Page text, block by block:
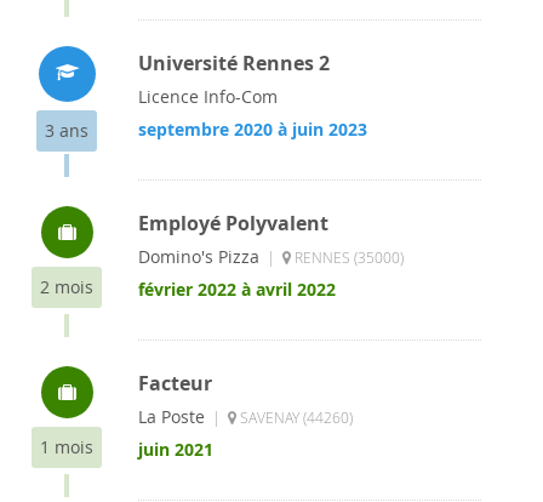
3 ans
Université Rennes 2
Licence Info-Com
septembre 2020 à juin 2023
2 mois
Employé Polyvalent
Domino's Pizza | RENNES (35000)
février 2022 à avril 2022
1 mois
Facteur
La Poste | SAVENAY (44260)
juin 2021